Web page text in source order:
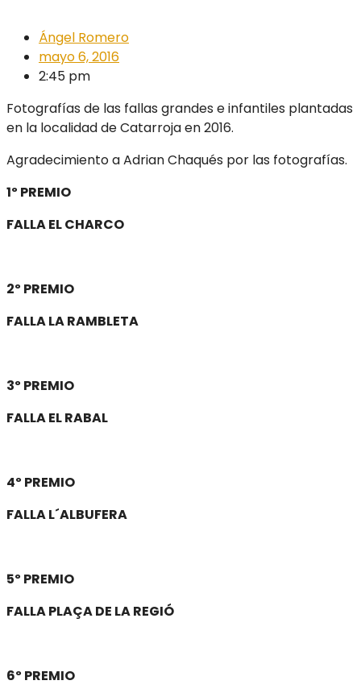
Ángel Romero
mayo 6, 2016
2:45 pm
Fotografías de las fallas grandes e infantiles plantadas
en la localidad de Catarroja en 2016.
Agradecimiento a Adrian Chaqués por las fotografías.
1º PREMIO
FALLA EL CHARCO
2º PREMIO
FALLA LA RAMBLETA
3º PREMIO
FALLA EL RABAL
4º PREMIO
FALLA L´ALBUFERA
5º PREMIO
FALLA PLAÇA DE LA REGIÓ
6º PREMIO